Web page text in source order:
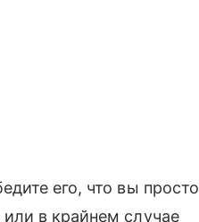
его, что вы просто
в крайнем случае